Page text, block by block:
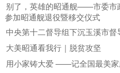
别了，英雄的昭通舰——市委市
参加昭通舰退役暨移交仪式
中央第十二督导组下沉玉溪市
大美昭通看我行｜脱贫攻坚
用小家铸大爱 ——记全国最美家